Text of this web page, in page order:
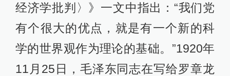
经济学批判〉》一文中指出：“我们党
有个很大的优点，就是有一个新的科
学的世界观作为理论的基础。”1920年
11月25日，毛泽东同志在写给罗章龙